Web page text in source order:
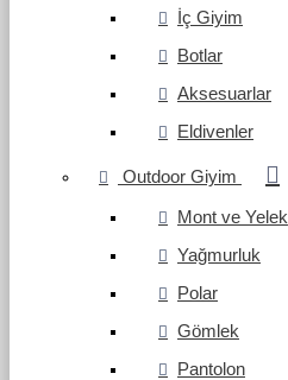
İç Giyim
Botlar
Aksesuarlar
Eldivenler
Outdoor Giyim
Mont ve Yelek
Yağmurluk
Polar
Gömlek
Pantolon